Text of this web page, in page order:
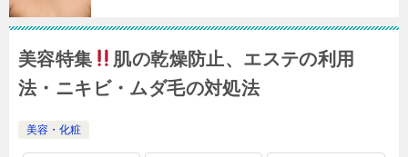
美容特集
肌の乾燥防止、エステの利用
法・ニキビ・ムダ毛の対処法
美容・化粧